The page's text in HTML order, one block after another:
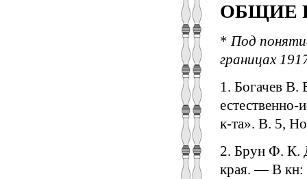
ОБЩИЕ
* Под
границах
1. Богачев В.
к-та». В. 5,
2. Брун Ф. К.
края. — В кн: